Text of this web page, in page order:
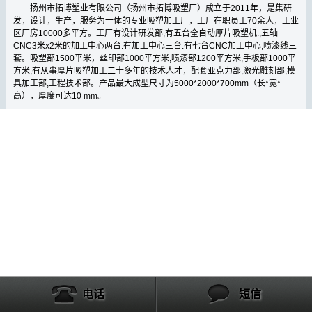
扬州市拓博塑业有限公司（扬州市拓博吸塑厂）成立于2011年，是集研
发，设计，生产，服务为一体的专业吸塑加工厂，工厂在职员工70余人，工业
区厂房10000多平方。工厂有设计研发部,有五台全自动厚片吸塑机.,五轴
CNC3米x2米的加工中心两台.有加工中心三台.有七台CNC加工中心,喷漆线三
套。 吸塑部1500平米， 丝印部1000平方米,喷漆部1200平方米,手板部1000平
方米,有从事厚片吸塑加工二十多年的技术人才，配套亚克力部,激光雕刻部,模
具加工部,工程技术部。产品最大成型尺寸为5000*2000*700mm（长*宽*
高），厚度可达10 mm。
电话 短信